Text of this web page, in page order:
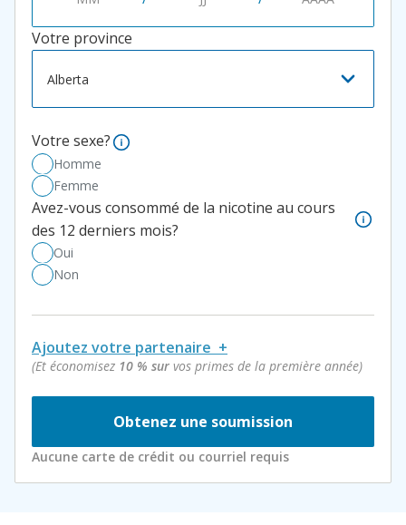
Votre province
Province
Votre sexe? Your Gender
What's your sex?
Male
Homme
Female
Femme
Avez-vous consommé de la nicotine au cours
des 12 derniers mois?
Do
Have you used nicotine or tobacco products in the last 12
Yes
Oui
Non
Ajoutez votre partenaire +
(Et économisez 10 % sur vos primes de la première année)
Les coordonnées de votre partenaire
Inscrivez-vous ensemble et économisez 10 %
sur vos primes de première année.
Aucune carte de crédit ou courriel requis